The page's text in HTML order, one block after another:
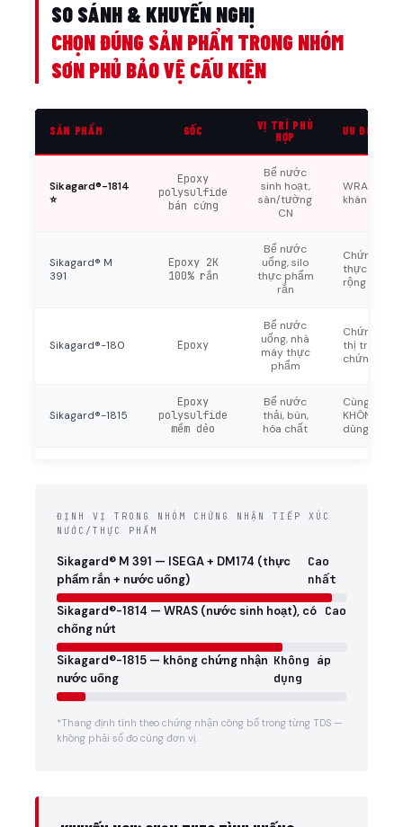
SO SÁNH & KHUYẾN NGHỊ
CHỌN ĐÚNG SẢN PHẨM TRONG NHÓM
SƠN PHỦ BẢO VỆ CẤU KIỆN
SẢN PHẨM GỐC
VỊ TRÍ PHÙ
HỢP
ƯU ĐIỂM
Sikagard®-1814
⭐
Epoxy
polysulfide
bán cứng
Bể nước
sinh hoạt,
sàn/tường
CN
WRAS
kháng mài
Sikagard® M
391
Epoxy 2K
100% rắn
Bể nước
uống, silo
thực phẩm
rắn
Chứng
thực phẩm
rộng hơn
Sikagard®-180 Epoxy
Bể nước
uống, nhà
máy thực
phẩm
Chứng
thị trường
chứng
Sikagard®-1815
Epoxy
polysulfide
mềm dẻo
Bể nước
thải, bùn,
hóa chất
Cùng công
KHÔNG
dùng khi
ĐỊNH VỊ TRONG NHÓM CHỨNG NHẬN TIẾP XÚC
NƯỚC/THỰC PHẨM
Sikagard® M 391 — ISEGA + DM174 (thực
phẩm rắn + nước uống)
Cao
nhất
Sikagard®-1814 — WRAS (nước sinh hoạt), có
chống nứt
Cao
Sikagard®-1815 — không chứng nhận
nước uống
Không áp
dụng
*Thang định tính theo chứng nhận công bố trong từng TDS —
không phải số đo cùng đơn vị.